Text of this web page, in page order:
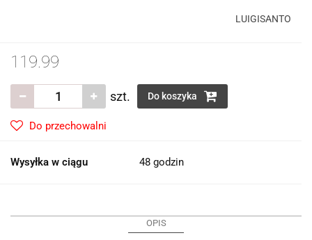
LUIGISANTO
119.99
szt. Do koszyka
Do przechowalni
Wysyłka w ciągu 48 godzin
OPIS